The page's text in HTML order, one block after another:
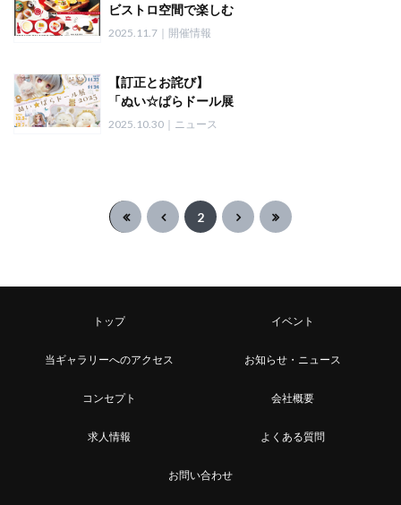
ビストロ空間で楽しむ
“美味しいアート”
2025.11.7｜開催情報
【訂正とお詫び】
「ぬい☆ぱらドール展
2025」
2025.10.30｜ニュース
2
トップ イベント
当ギャラリーへのアクセス お知らせ・ニュース
コンセプト 会社概要
求人情報 よくある質問
お問い合わせ